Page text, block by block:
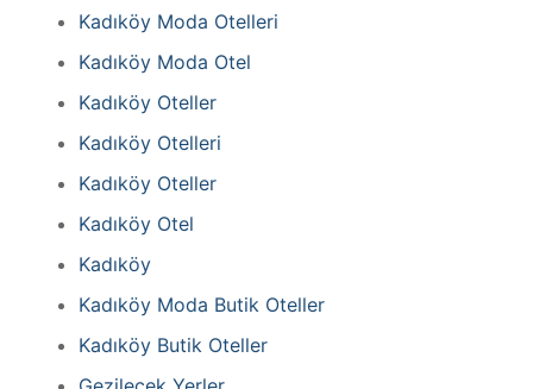
Kadıköy Moda Otelleri
Kadıköy Moda Otel
Kadıköy Oteller
Kadıköy Otelleri
Kadıköy Oteller
Kadıköy Otel
Kadıköy
Kadıköy Moda Butik Oteller
Kadıköy Butik Oteller